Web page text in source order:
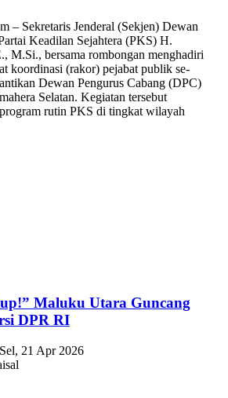
– Sekretaris Jenderal (Sekjen) Dewan
Keadilan Sejahtera (PKS) H.
M.Si., bersama rombongan menghadiri
koordinasi (rakor) pejabat publik se-
Dewan Pengurus Cabang (DPC)
Selatan. Kegiatan tersebut
rutin PKS di tingkat wilayah
Maluku Utara Guncang
DPR RI
Sel, 21 Apr 2026